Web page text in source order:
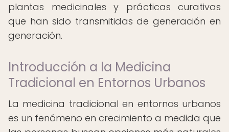
plantas medicinales y prácticas curativas
que han sido transmitidas de generación en
generación.
Introducción a la Medicina
Tradicional en Entornos Urbanos
La medicina tradicional en entornos urbanos
es un fenómeno en crecimiento a medida que